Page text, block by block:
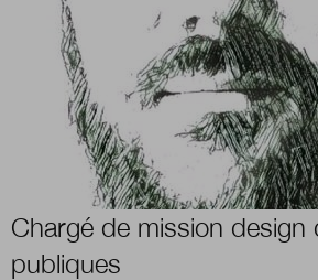
Boutique
Qui sommes-nous ?
Nous contacter
Chargé de mission design
publiques